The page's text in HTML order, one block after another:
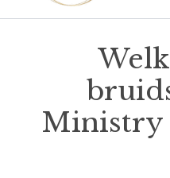
Ministry